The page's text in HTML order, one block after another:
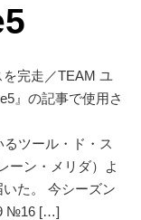
を完走／TEAM ユ
』の記事で使用さ
ツール・ド・ス
ーン・メリダ）よ
た。 今シーズン
№16 […]